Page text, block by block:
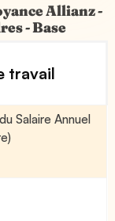
Allianz -
- Base
travail
Salaire Annuel